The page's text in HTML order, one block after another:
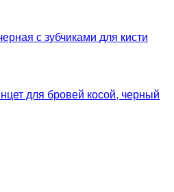
с зубчиками для кисти
для бровей косой, черный